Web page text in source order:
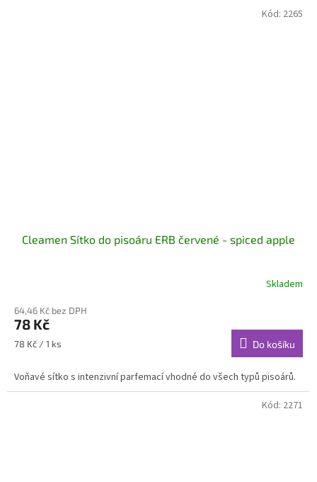
Cleamen Sítko do pisoáru ERB červené - spiced apple
Skladem
64,46 Kč bez DPH
78 Kč
Měrná
78 Kč / 1 ks Do košíku
Voňavé sítko s intenzivní parfemací vhodné do všech typů pisoárů.
Kód: 2265
Kód: 2271